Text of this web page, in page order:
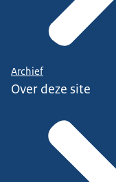
Archief
Over deze site